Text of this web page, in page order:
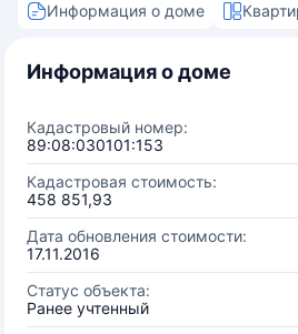
Информация о доме
Информация о доме
Кадастровый номер:
89:08:030101:153
Кадастровая стоимость:
458 851,93
Дата обновления стоимости:
17.11.2016
Статус объекта:
Ранее учтенный